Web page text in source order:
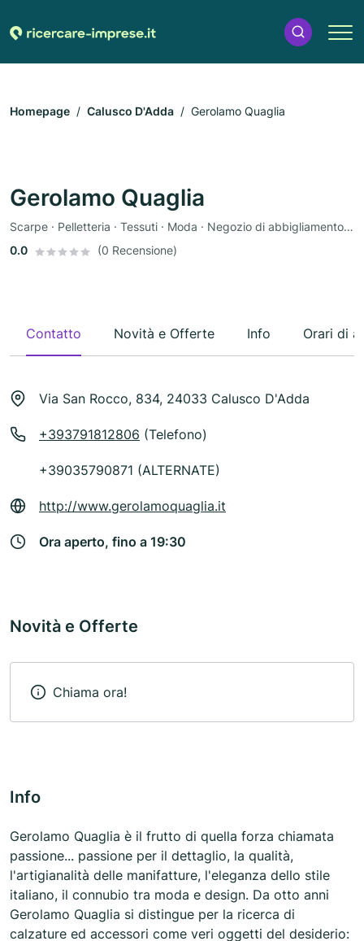
Homepage Calusco D'Adda Gerolamo Quaglia
Gerolamo Quaglia
Scarpe · Pelletteria · Tessuti · Moda · Negozio di abbigliamento · Gioielliere
0.0
(0 Recensione)
Contatto Novità e Offerte Info Orari di
Via San Rocco, 834, 24033 Calusco D'Adda
+393791812806 (Telefono)
+39035790871 (ALTERNATE)
http://www.gerolamoquaglia.it
Ora aperto, fino a 19:30
Novità e Offerte
Chiama ora!
Info
Gerolamo Quaglia è il frutto di quella forza chiamata
passione... passione per il dettaglio, la qualità,
l'artigianalità delle manifatture, l'eleganza dello stile
italiano, il connubio tra moda e design. Da otto anni
Gerolamo Quaglia si distingue per la ricerca di
calzature ed accessori come veri oggetti del desiderio: